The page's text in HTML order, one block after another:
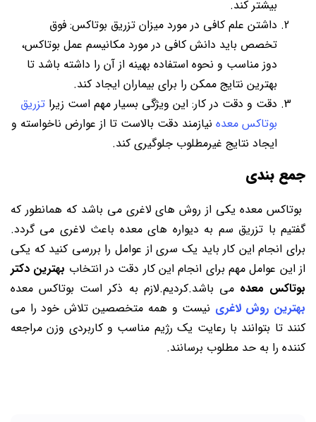
بیشتر کند.
داشتن علم کافی در مورد میزان تزریق بوتاکس: فوق
تخصص باید دانش کافی در مورد مکانیسم عمل بوتاکس،
دوز مناسب و نحوه استفاده بهینه از آن را داشته باشد تا
بهترین نتایج ممکن را برای بیماران ایجاد کند.
دقت و دقت در کار: این ویژگی بسیار مهم است زیرا تزریق
بوتاکس معده نیازمند دقت بالاست تا از عوارض ناخواسته و
ایجاد نتایج غیرمطلوب جلوگیری کند.
جمع بندی
بوتاکس معده یکی از روش های لاغری می باشد که همانطور که
گفتیم با تزریق سم به دیواره های معده باعث لاغری می گردد.
برای انجام این کار باید یک سری از عوامل را بررسی کنید که یکی
از این عوامل مهم برای انجام این کار دقت در انتخاب بهترین دکتر
بوتاکس معده می باشد.کردیم.لازم به ذکر است بوتاکس معده
بهترین روش لاغری نیست و همه متخصصین تلاش خود را می
کنند تا بتوانند با رعایت یک رژیم مناسب و کاربردی وزن مراجعه
کننده را به حد مطلوب برسانند.